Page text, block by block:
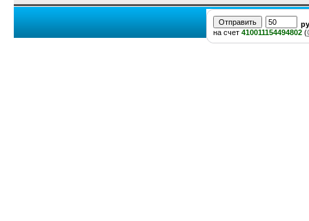
на счет 410011154494802 (